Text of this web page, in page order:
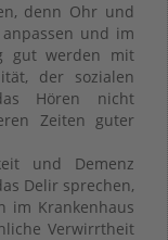
denn Ohr und
und im
gut werden mit
der sozialen
Hören nicht
Zeiten guter
und Demenz
Delir sprechen,
im Krankenhaus
Verwirrtheit